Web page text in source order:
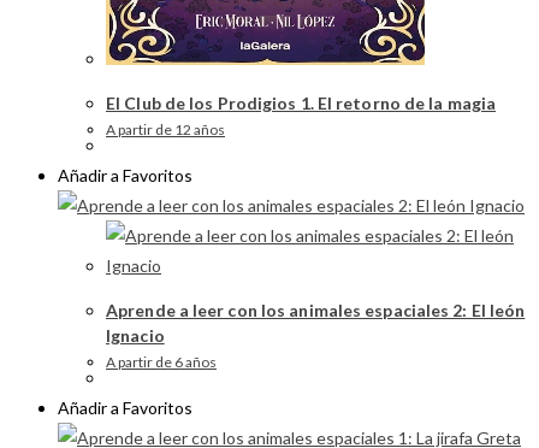
El Club de los Prodigios 1. El retorno de la magia
A partir de 12 años
Añadir a Favoritos
Aprende a leer con los animales espaciales 2: El león
Ignacio
A partir de 6 años
Añadir a Favoritos